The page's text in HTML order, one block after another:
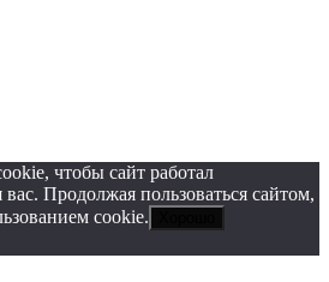
чтобы сайт работал
Продолжая пользоваться сайтом,
cookie.